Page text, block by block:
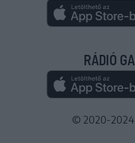
RÁDIÓ
© 2020-2024